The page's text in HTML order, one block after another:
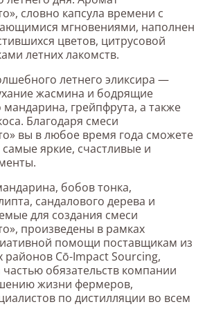
словно капсула времени с
мгновениями, наполнен
цветов, цитрусовой
летних лакомств.
летнего эликсира —
жасмина и бодрящие
мандарина, грейпфрута, а также
Благодаря смеси
вы в любое время года сможете
яркие, счастливые и
бобов тонка,
сандалового дерева и
для создания смеси
произведены в рамках
помощи поставщикам из
районов Cō-Impact Sourcing,
частью обязательств компании
жизни фермеров,
по дистилляции во всем